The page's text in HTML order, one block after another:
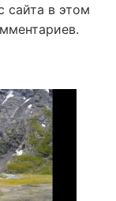
сайта в этом